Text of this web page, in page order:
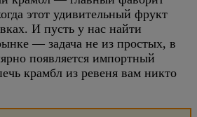
этот удивительный фрукт
И пусть у нас найти
— задача не из простых, в
появляется импортный
крамбл из ревеня вам никто